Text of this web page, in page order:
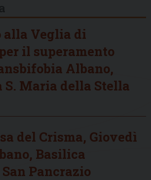
Veglia di
il superamento
Albano,
S. Maria della Stella
del Crisma, Giovedì
Basilica
Pancrazio